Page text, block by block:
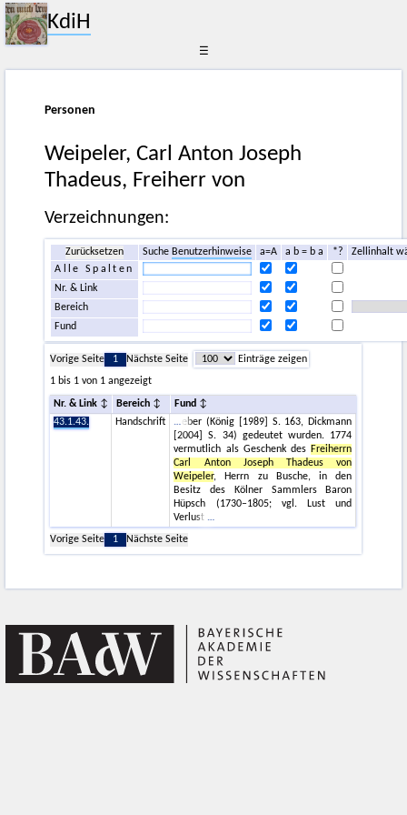
KdiH
☰
Personen
Weipeler, Carl Anton Joseph
Thadeus, Freiherr von
Verzeichnungen:
Zurücksetzen SucheBenutzerhinweise a=A a b = b a *?
Zellinhalt
Alle Spalten
Nr. & Link
Bereich
Fund
Vorige Seite 1 Nächste Seite
Einträge zeigen
1 bis 1 von 1 angezeigt
Nr. & Link Bereich
Fund
43.1.43.
Handschrift
eber (König [1989] S. 163, Dickmann
[2004] S. 34) gedeutet wurden. 1774
vermutlich als Geschenk des Freiherrn
Carl Anton Joseph Thadeus von
Weipeler, Herrn zu Busche, in den
Besitz des Kölner Sammlers Baron
Hüpsch (1730–1805; vgl. Lust und
Verlust
Vorige Seite
1 Nächste Seite